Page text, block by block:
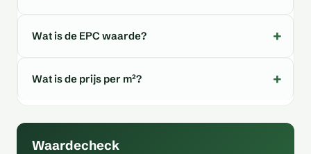
Wat is de EPC waarde?
Wat is de prijs per m²?
Waardecheck